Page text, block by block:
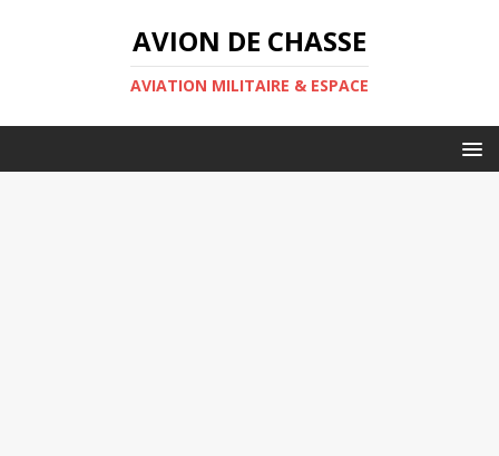
AVION DE CHASSE
AVIATION MILITAIRE & ESPACE